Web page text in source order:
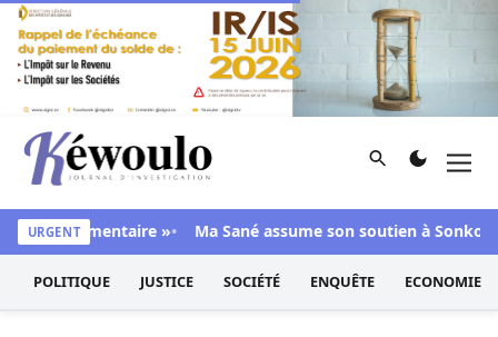
Aller au contenu
Kéwoulo, le premier site d'information et d'investigation
Rechercher
URGENT
parlementaire » Ma Sané assume son soutien à Sonko : « Il
POLITIQUE JUSTICE SOCIÉTÉ ENQUÊTE ECONOMIE